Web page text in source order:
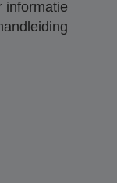
informatie